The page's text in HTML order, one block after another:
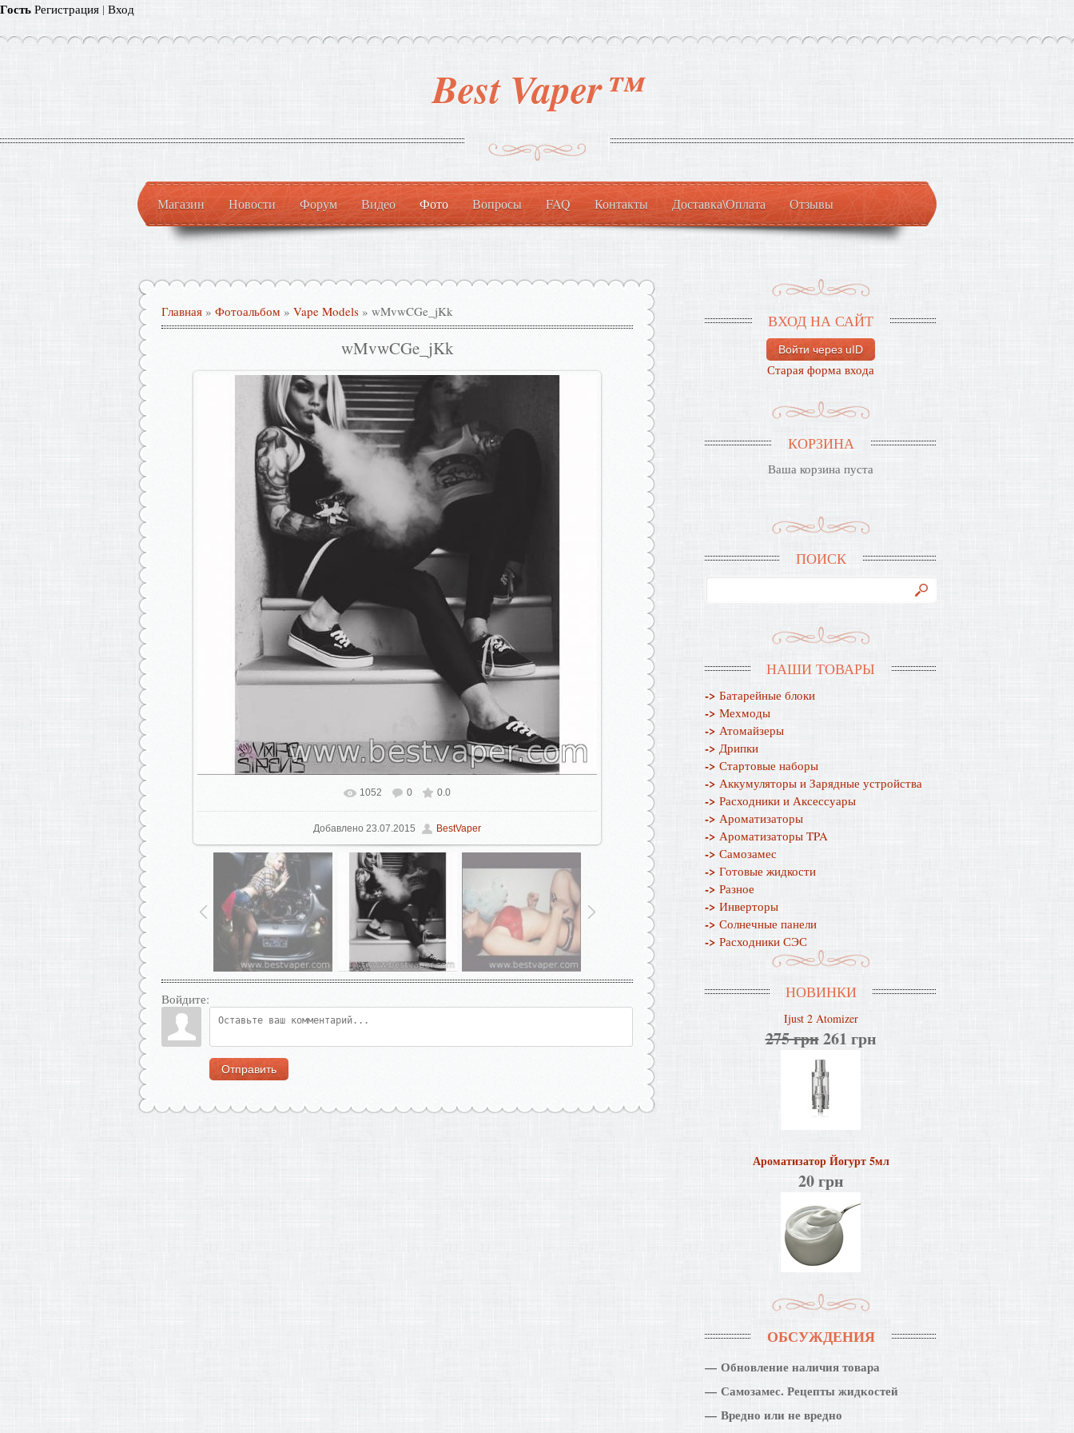
Гость Регистрация | Вход
Best Vaper™
Магазин Новости Форум Видео Фото Вопросы FAQ Контакты Доставка\Оплата Отзывы
Главная » Фотоальбом » Vape Models » wMvwCGe_jKk
wMvwCGe_jKk
В реальном размере 640x640
1052 0 0.0
Добавлено 23.07.2015 BestVaper
Войдите:
Отправить
ВХОД НА САЙТ
Войти через uID
Старая форма входа
КОРЗИНА
Ваша корзина пуста
ПОИСК
НАШИ ТОВАРЫ
-> Батарейные блоки
-> Мехмоды
-> Атомайзеры
-> Дрипки
-> Стартовые наборы
-> Аккумуляторы и Зарядные устройства
-> Расходники и Аксессуары
-> Ароматизаторы
-> Ароматизаторы TPA
-> Самозамес
-> Готовые жидкости
-> Разное
-> Инверторы
-> Солнечные панели
-> Расходники СЭС
НОВИНКИ
Ijust 2 Atomizer
275 грн261 грн
Ароматизатор Йогурт 5мл
20 грн
ОБСУЖДЕНИЯ
Обновление наличия товара
Самозамес. Рецепты жидкостей
Вредно или не вредно